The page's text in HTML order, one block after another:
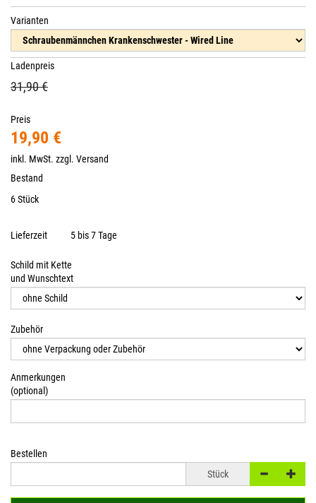
Varianten
Ladenpreis
31,90 €
Preis
19,90 €
inkl. MwSt. zzgl. Versand
Bestand
6 Stück
Lieferzeit 5 bis 7 Tage
Schild mit Kette
und Wunschtext
Zubehör
Anmerkungen
(optional)
Bestellen
Stück